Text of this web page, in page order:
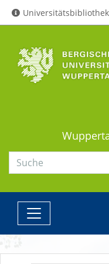
Universitätsbibliothek